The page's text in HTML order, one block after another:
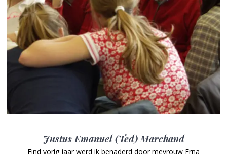
Justus Emanuel (Ted) Marchand
Eind vorig jaar werd ik benaderd door mevrouw Erna